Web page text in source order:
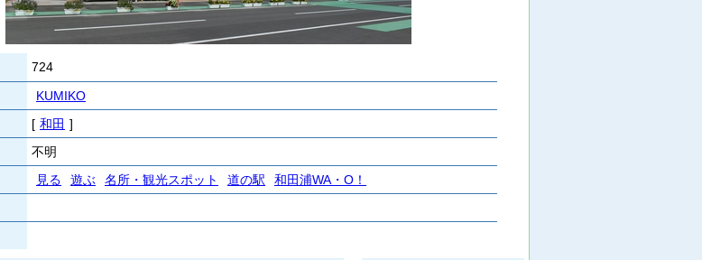
724
KUMIKO
[ 和田 ]
不明
見る 遊ぶ 名所・観光スポット 道の駅
和田浦WA・O！